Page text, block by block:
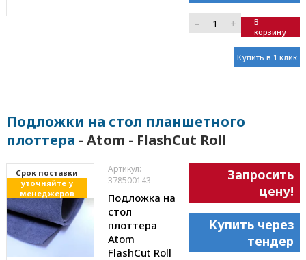
– +
В
корзину
Купить в 1 клик
Подложки на стол планшетного
плоттера - Atom - FlashCut Roll
Cрок поставки
уточняйте у
менеджеров
Артикул:
378500143
Подложка на
стол
плоттера
Atom
FlashCut Roll
Запросить
цену!
Купить через
тендер